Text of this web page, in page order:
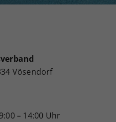
Vösendorf
– 14:00 Uhr